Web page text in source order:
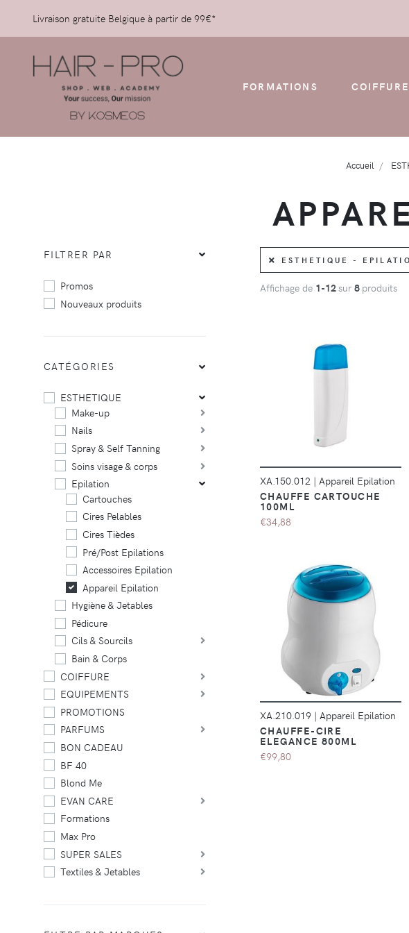
Livraison gratuite Belgique à partir de 99€*
FORMATIONS COIFFURE
Accueil
FILTRER PAR
Promos
Nouveaux produits
CATÉGORIES
ESTHETIQUE
Make-up
Nails
Spray & Self Tanning
Soins visage & corps
Epilation
Cartouches
Cires Pelables
Cires Tièdes
Pré/Post Epilations
Accessoires Epilation
Appareil Epilation
Hygiène & Jetables
Pédicure
Cils & Sourcils
Bain & Corps
COIFFURE
EQUIPEMENTS
PROMOTIONS
PARFUMS
BON CADEAU
BF 40
Blond Me
EVAN CARE
Formations
Max Pro
SUPER SALES
Textiles & Jetables
ESTHETIQUE -
Affichage de 1-12sur 8 produits
XA.150.012 | Appareil Epilation
CHAUFFE CARTOUCHE
100ML
€34,88
XA.210.019 | Appareil Epilation
CHAUFFE-CIRE
ELEGANCE 800ML
€99,80